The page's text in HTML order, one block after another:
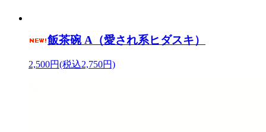
飯茶碗 A（愛され系ヒダスキ）
2,500円(税込2,750円)